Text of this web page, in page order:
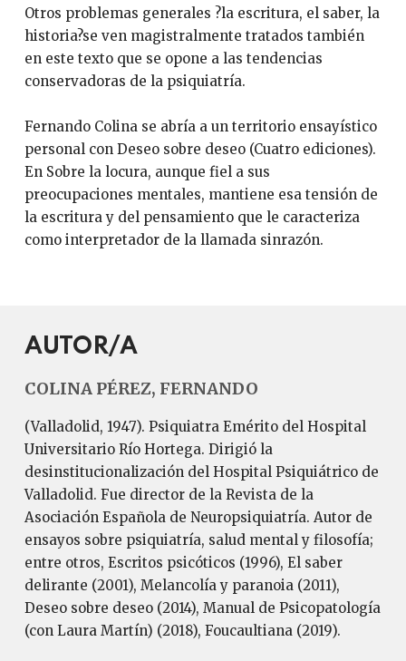
Otros problemas generales ?la escritura, el saber, la
historia?se ven magistralmente tratados también
en este texto que se opone a las tendencias
conservadoras de la psiquiatría.
Fernando Colina se abría a un territorio ensayístico
personal con Deseo sobre deseo (Cuatro ediciones).
En Sobre la locura, aunque fiel a sus
preocupaciones mentales, mantiene esa tensión de
la escritura y del pensamiento que le caracteriza
como interpretador de la llamada sinrazón.
AUTOR/A
COLINA PÉREZ, FERNANDO
(Valladolid, 1947). Psiquiatra Emérito del Hospital
Universitario Río Hortega. Dirigió la
desinstitucionalización del Hospital Psiquiátrico de
Valladolid. Fue director de la Revista de la
Asociación Española de Neuropsiquiatría. Autor de
ensayos sobre psiquiatría, salud mental y filosofía;
entre otros, Escritos psicóticos (1996), El saber
delirante (2001), Melancolía y paranoia (2011),
Deseo sobre deseo (2014), Manual de Psicopatología
(con Laura Martín) (2018), Foucaultiana (2019).